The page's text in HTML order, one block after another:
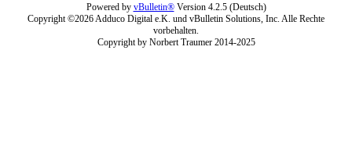
Powered by vBulletin®Version 4.2.5 (Deutsch)
Copyright ©2026 Adduco Digital e.K. und vBulletin Solutions, Inc. Alle Rechte
vorbehalten.
Copyright by Norbert Traumer 2014-2025